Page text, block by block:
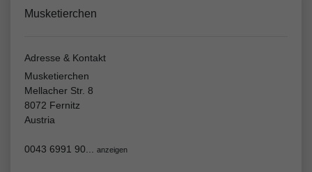
Musketierchen
Adresse & Kontakt
Musketierchen
Mellacher Str. 8
8072 Fernitz
Austria
0043 6991 90... anzeigen